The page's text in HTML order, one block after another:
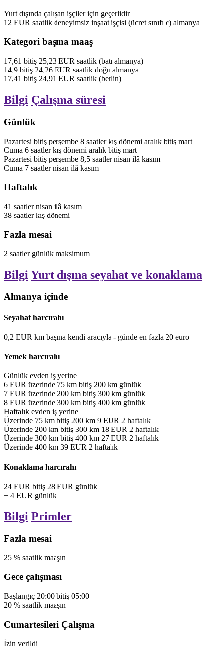
Yurt dışında çalışan işçiler için geçerlidir
12 EUR saatlik deneyimsiz inşaat işçisi (ücret sınıfı c) almanya
Kategori başına maaş
17,61 bitiş 25,23 EUR saatlik (batı almanya)
14,9 bitiş 24,26 EUR saatlik doğu almanya
17,41 bitiş 24,91 EUR saatlik (berlin)
Bilgi Çalışma süresi
Günlük
Pazartesi bitiş perşembe 8 saatlerkış dönemi aralık bitiş mart
Cuma 6 saatlerkış dönemi aralık bitiş mart
Pazartesi bitiş perşembe 8,5 saatlernisan ilâ kasım
Cuma 7 saatlernisan ilâ kasım
Haftalık
41 saatlernisan ilâ kasım
38 saatlerkış dönemi
Fazla mesai
2 saatler günlük maksimum
BilgiYurt dışına seyahat ve konaklama
Almanya içinde
Seyahat harcırahı
0,2 EUR km başına kendi aracıyla - günde en fazla 20 euro
Yemek harcırahı
Günlük evden iş yerine
6 EUR üzerinde 75 km bitiş 200 km günlük
7 EUR üzerinde 200 km bitiş 300 km günlük
8 EUR üzerinde 300 km bitiş 400 km günlük
Haftalık evden iş yerine
Üzerinde 75 km bitiş 200 km 9 EUR 2 haftalık
Üzerinde 200 km bitiş 300 km 18 EUR 2 haftalık
Üzerinde 300 km bitiş 400 km 27 EUR 2 haftalık
Üzerinde 400 km 39 EUR 2 haftalık
Konaklama harcırahı
24 EUR bitiş 28 EUR günlük
+ 4 EUR günlük
Bilgi Primler
Fazla mesai
25 % saatlik maaşın
Gece çalışması
Başlangıç 20:00 bitiş 05:00
20 % saatlik maaşın
Cumartesileri Çalışma
İzin verildi